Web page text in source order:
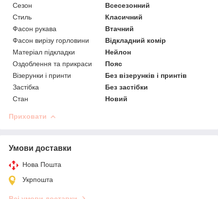
Сезон
Всесезонний
Стиль
Класичний
Фасон рукава
Втачний
Фасон вирізу горловини
Відкладний комір
Матеріал підкладки
Нейлон
Оздоблення та прикраси
Пояс
Візерунки і принти
Без візерунків і принтів
Застібка
Без застібки
Стан
Новий
Приховати
Умови доставки
Нова Пошта
Укрпошта